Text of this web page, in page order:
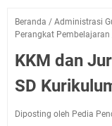
Beranda / Administrasi
Perangkat Pembelajaran
KKM dan
SD
Diposting oleh Pedia